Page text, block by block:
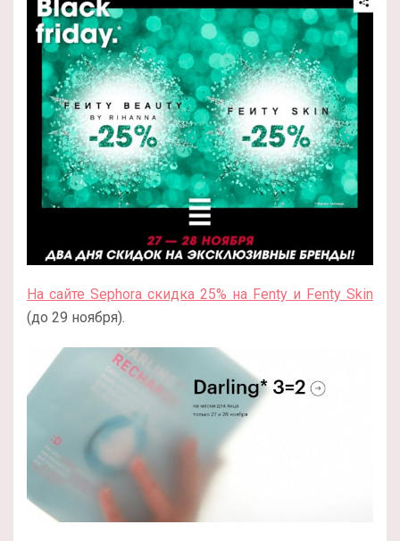
На сайте Sephora скидка 25% на Fenty и Fenty Skin
(до 29 ноября).